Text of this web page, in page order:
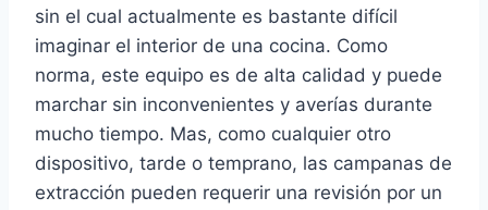
sin el cual actualmente es bastante difícil
imaginar el interior de una cocina. Como
norma, este equipo es de alta calidad y puede
marchar sin inconvenientes y averías durante
mucho tiempo. Mas, como cualquier otro
dispositivo, tarde o temprano, las campanas de
extracción pueden requerir una revisión por un